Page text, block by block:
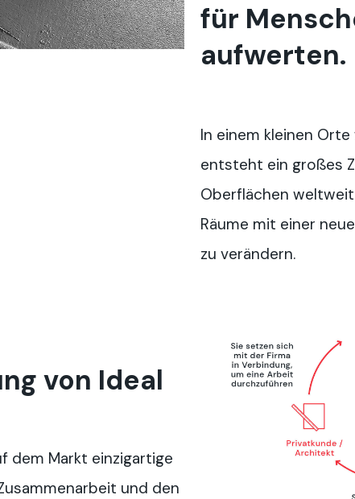
für
aufwerten.
In einem kleinen Orte
entsteht ein großes
Oberflächen
Räume mit einer
zu verändern.
von Ideal
dem Markt einzigartige
und den